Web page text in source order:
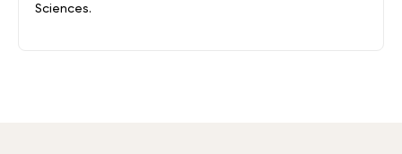
Sciences.